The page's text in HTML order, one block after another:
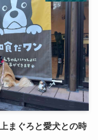
まぐろと愛犬との時